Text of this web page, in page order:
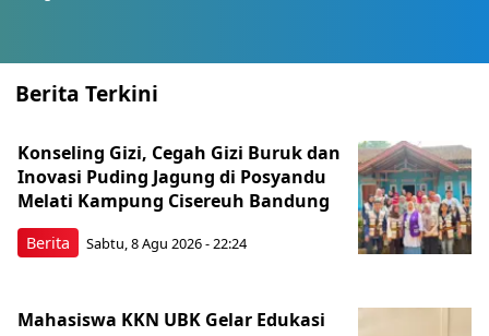
Berita Terkini
Berita
Konseling Gizi, Cegah Gizi Buruk dan
Inovasi Puding Jagung di Posyandu
Melati Kampung Cisereuh Bandung
Sabtu, 8 Agu 2026 - 22:24
Mahasiswa KKN UBK Gelar Edukasi